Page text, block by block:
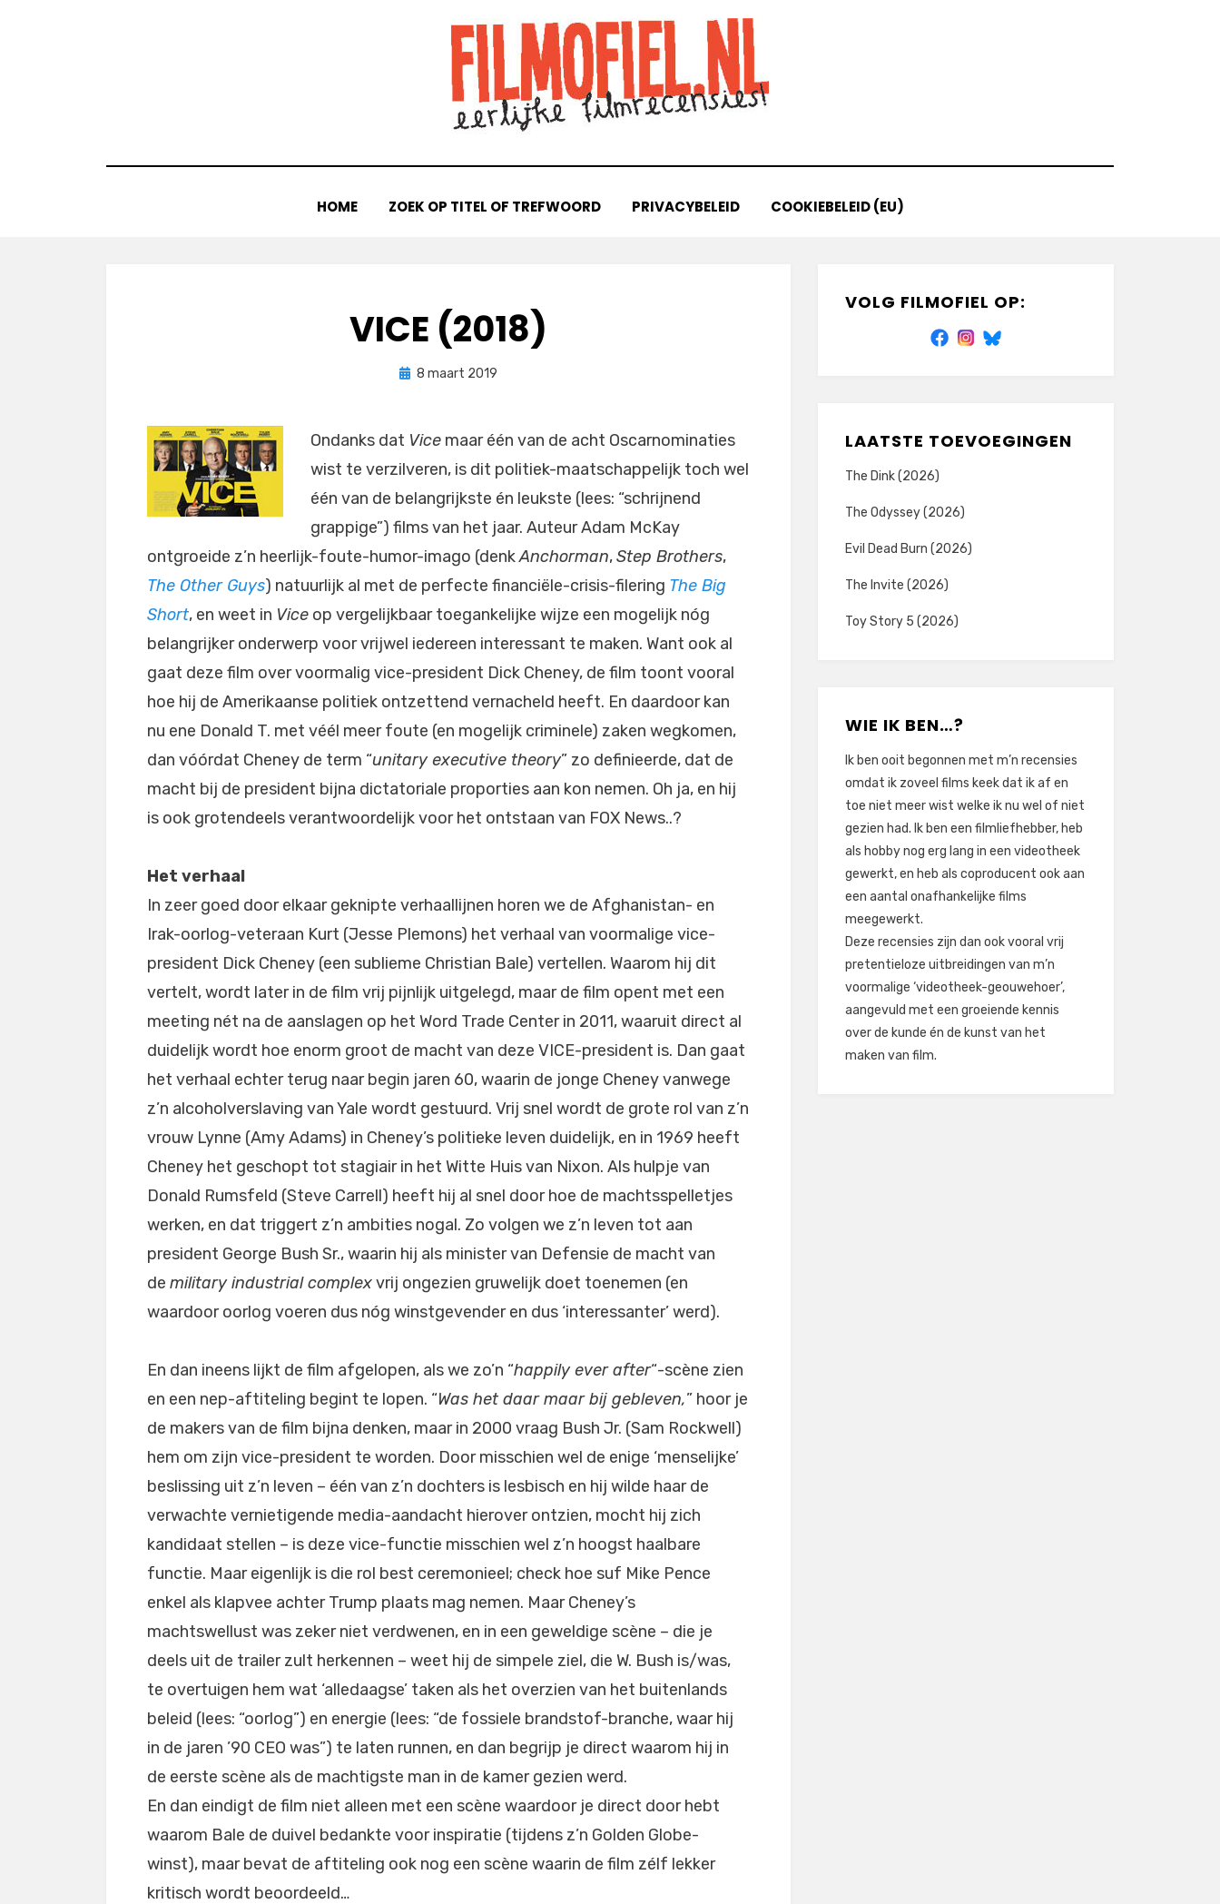
HOME ZOEK OP TITEL OF TREFWOORD PRIVACYBELEID COOKIEBELEID (EU)
VICE (2018)
doorFilmofiel.nl
Geplaatst
8 maart 2019
Ondanks dat Vice maar één van de acht Oscarnominaties
wist te verzilveren, is dit politiek-maatschappelijk toch wel
één van de belangrijkste én leukste (lees: “schrijnend
grappige”) films van het jaar. Auteur Adam McKay
ontgroeide z’n heerlijk-foute-humor-imago (denkAnchorman,Step Brothers,
The Other Guys) natuurlijk al met de perfecte financiële-crisis-filering The Big
Short, en weet in Vice op vergelijkbaar toegankelijke wijze een mogelijk nóg
belangrijker onderwerp voor vrijwel iedereen interessant te maken. Want ook al
gaat deze film over voormalig vice-president Dick Cheney, de film toont vooral
hoe hij de Amerikaanse politiek ontzettend vernacheld heeft. En daardoor kan
nu ene Donald T. met véél meer foute (en mogelijk criminele) zaken wegkomen,
dan vóórdat Cheney de term “unitary executive theory” zo definieerde, dat de
macht bij de president bijna dictatoriale proporties aan kon nemen. Oh ja, en hij
is ook grotendeels verantwoordelijk voor het ontstaan van FOX News..?
Het verhaal
In zeer goed door elkaar geknipte verhaallijnen horen we de Afghanistan- en
Irak-oorlog-veteraan Kurt (Jesse Plemons) het verhaal van voormalige vice-
president Dick Cheney (een sublieme Christian Bale) vertellen. Waarom hij dit
vertelt, wordt later in de film vrij pijnlijk uitgelegd, maar de film opent met een
meeting nét na de aanslagen op het Word Trade Center in 2011, waaruit direct al
duidelijk wordt hoe enorm groot de macht van deze VICE-president is. Dan gaat
het verhaal echter terug naar begin jaren 60, waarin de jonge Cheney vanwege
z’n alcoholverslaving van Yale wordt gestuurd. Vrij snel wordt de grote rol van z’n
vrouw Lynne (Amy Adams) in Cheney’s politieke leven duidelijk, en in 1969 heeft
Cheney het geschopt tot stagiair in het Witte Huis van Nixon. Als hulpje van
Donald Rumsfeld (Steve Carrell) heeft hij al snel door hoe de machtsspelletjes
werken, en dat triggert z’n ambities nogal. Zo volgen we z’n leven tot aan
president George Bush Sr., waarin hij als minister van Defensie de macht van
de military industrial complexvrij ongezien gruwelijk doet toenemen (en
waardoor oorlog voeren dus nóg winstgevender en dus ‘interessanter’ werd).
En dan ineens lijkt de film afgelopen, als we zo’n “happily ever after“-scène zien
en een nep-aftiteling begint te lopen. “Was het daar maar bij gebleven,” hoor je
de makers van de film bijna denken, maar in 2000 vraag Bush Jr. (Sam Rockwell)
hem om zijn vice-president te worden. Door misschien wel de enige ‘menselijke’
beslissing uit z’n leven – één van z’n dochters is lesbisch en hij wilde haar de
verwachte vernietigende media-aandacht hierover ontzien, mocht hij zich
kandidaat stellen – is deze vice-functie misschien wel z’n hoogst haalbare
functie. Maar eigenlijk is die rol best ceremonieel; check hoe suf Mike Pence
enkel als klapvee achter Trump plaats mag nemen. Maar Cheney’s
machtswellust was zeker niet verdwenen, en in een geweldige scène – die je
deels uit de trailer zult herkennen – weet hij de simpele ziel, die W. Bush is/was,
te overtuigen hem wat ‘alledaagse’ taken als het overzien van het buitenlands
beleid (lees: “oorlog”) en energie (lees: “de fossiele brandstof-branche, waar hij
in de jaren ’90 CEO was”) te laten runnen, en dan begrijp je direct waarom hij in
de eerste scène als de machtigste man in de kamer gezien werd.
En dan eindigt de film niet alleen met een scène waardoor je direct door hebt
waarom Bale de duivel bedankte voor inspiratie (tijdens z’n Golden Globe-
winst), maar bevat de aftiteling ook nog een scène waarin de film zélf lekker
kritisch wordt beoordeeld…
VOLG FILMOFIEL OP:
LAATSTE TOEVOEGINGEN
The Dink (2026)
The Odyssey (2026)
Evil Dead Burn (2026)
The Invite (2026)
Toy Story 5 (2026)
WIE IK BEN…?
Ik ben ooit begonnen met m’n recensies
omdat ik zoveel films keek dat ik af en
toe niet meer wist welke ik nu wel of niet
gezien had. Ik ben een filmliefhebber, heb
als hobby nog erg lang in een videotheek
gewerkt, en heb als coproducent ook aan
een aantal onafhankelijke films
meegewerkt.
Deze recensies zijn dan ook vooral vrij
pretentieloze uitbreidingen van m’n
voormalige ‘videotheek-geouwehoer’,
aangevuld met een groeiende kennis
over de kunde én de kunst van het
maken van film.